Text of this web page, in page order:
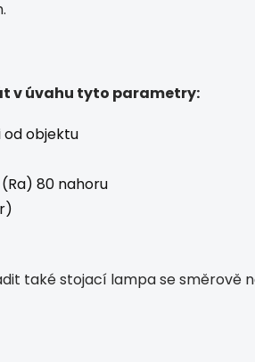
v úvahu tyto parametry:
od objektu
80 nahoru
také stojací lampa se směrově